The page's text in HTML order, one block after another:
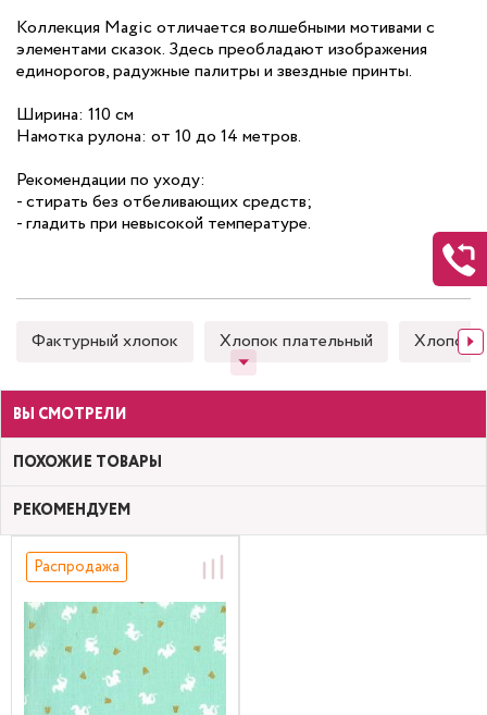
Коллекция Magic отличается волшебными мотивами с
элементами сказок. Здесь преобладают изображения
единорогов, радужные палитры и звездные принты.
Ширина: 110 см
Намотка рулона: от 10 до 14 метров.
Рекомендации по уходу:
- стирать без отбеливающих средств;
- гладить при невысокой температуре.
Фактурный хлопок Хлопок плательный Хлопок
ВЫ СМОТРЕЛИ
ПОХОЖИЕ ТОВАРЫ
РЕКОМЕНДУЕМ
Распродажа